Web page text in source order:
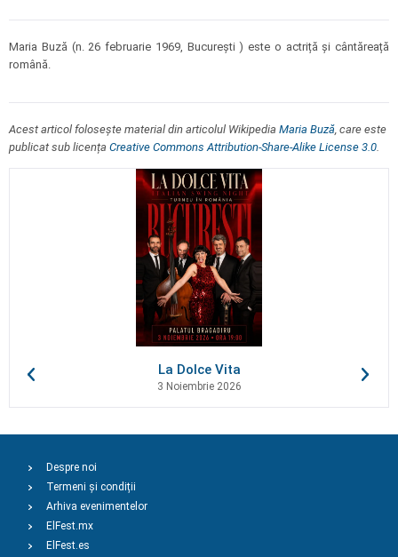
Maria Buză (n. 26 februarie 1969, București ) este o actriță și cântăreață
română.
Acest articol folosește material din articolul Wikipedia Maria Buză, care este
publicat sub licența Creative Commons Attribution-Share-Alike License 3.0.
La Dolce Vita
3 Noiembrie 2026
Despre noi
Termeni și condiții
Arhiva evenimentelor
ElFest.mx
ElFest.es